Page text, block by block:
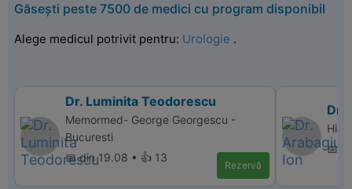
Găsești peste 7500 de medici cu program disponibil
Alege medicul potrivit pentru: Urologie .
Dr. Luminita Teodorescu
Memormed- George Georgescu -
Bucuresti
📅 din 19.08 • 👍 13
Rezervă
Dr.
📅